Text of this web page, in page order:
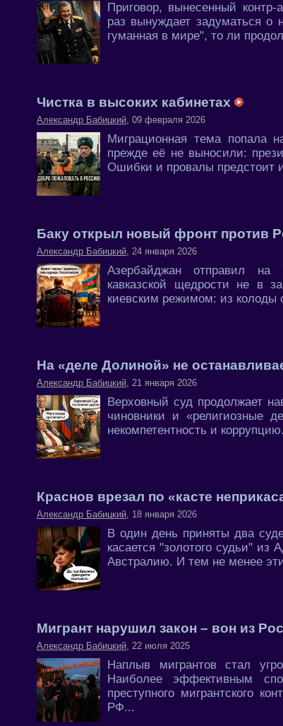
Приговор, вынесенный
раз вынуждает задуматься
гуманная в мире", то ли
Чистка в высоких кабинетах
Александр Бабицкий, 09 февраля 2026
Миграционная тема попала
прежде её не выносили:
Ошибки и провалы предстоит
Баку открыл новый фронт против
Александр Бабицкий, 24 января 2026
Азербайджан отправил на
кавказской щедрости не в
киевским режимом: из колоды
На «деле Долиной» не
Александр Бабицкий, 21 января 2026
Верховный суд продолжает
чиновники и «религиозные
некомпетентность и
Краснов врезал по «касте
Александр Бабицкий, 18 января 2026
В один день приняты два
касается "золотого судьи"
Австралию. И тем не менее
Мигрант нарушил закон – вон из
Александр Бабицкий, 22 июля 2025
Наплыв мигрантов стал
Наиболее эффективным
преступного мигрантского
РФ...